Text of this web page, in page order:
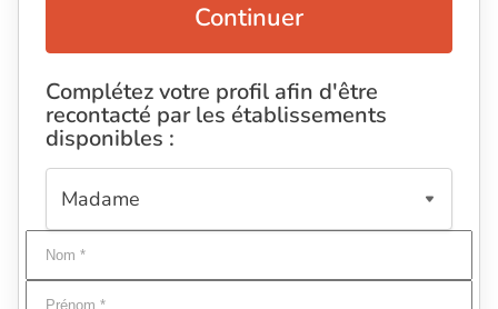
Continuer
Complétez votre profil afin d'être
recontacté par les établissements
disponibles :